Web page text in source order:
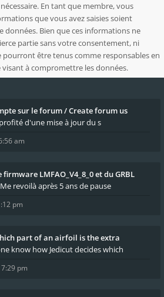
En tant que membre, vous
que vous avez saisies soient
données. Bien que ces informations ne
partie sans votre consentement, ni
pourront être tenus comme responsables en
à compromettre les données.
sur le forum / Create forum us
d'une mise à jour du s
am
LMFAO_V4_8_0 et du GRBL
revoilà après 5 ans de pause
pm
part of an airfoil is the extra
know how Jedicut decides which
pm